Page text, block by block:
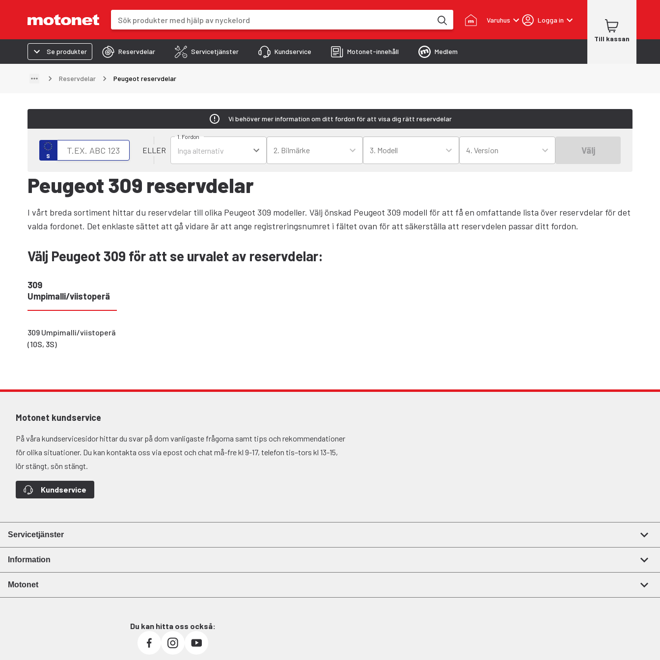
Varuhus Logga in
Till kassan
Se produkter
Reservdelar Servicetjänster Kundservice Motonet-innehåll Medlem
Reservdelar Peugeot reservdelar
Vi behöver mer information om ditt fordon för att visa dig rätt reservdelar
S
Sök efter fordon med registreringsnummer
ELLER
Välj fordon
1. Fordon
2. Bilmärke 3. Modell 4. Version Välj
Peugeot 309 reservdelar
I vårt breda sortiment hittar du reservdelar till olika Peugeot 309 modeller. Välj önskad Peugeot 309 modell för att få en omfattande lista över reservdelar för det
valda fordonet. Det enklaste sättet att gå vidare är att ange registreringsnumret i fältet ovan för att säkerställa att reservdelen passar ditt fordon.
Välj Peugeot 309 för att se urvalet av reservdelar:
309
Umpimalli/viistoperä
309 Umpimalli/viistoperä
(10S, 3S)
Motonet kundservice
På våra kundservicesidor hittar du svar på dom vanligaste frågorna samt tips och rekommendationer
för olika situationer. Du kan kontakta oss via epost och chat må-fre kl 9-17, telefon tis–tors kl 13-15,
lör stängt, sön stängt.
Kundservice
Servicetjänster
Information
Motonet
Du kan hitta oss också: